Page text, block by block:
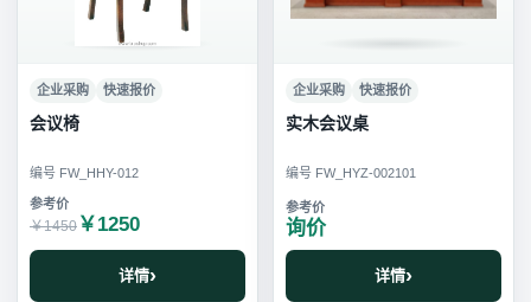
企业采购 快速报价
会议椅
编号 FW_HHY-012
￥1450 ￥1250
详情
企业采购 快速报价
实木会议桌
编号 FW_HYZ-002101
询价
详情